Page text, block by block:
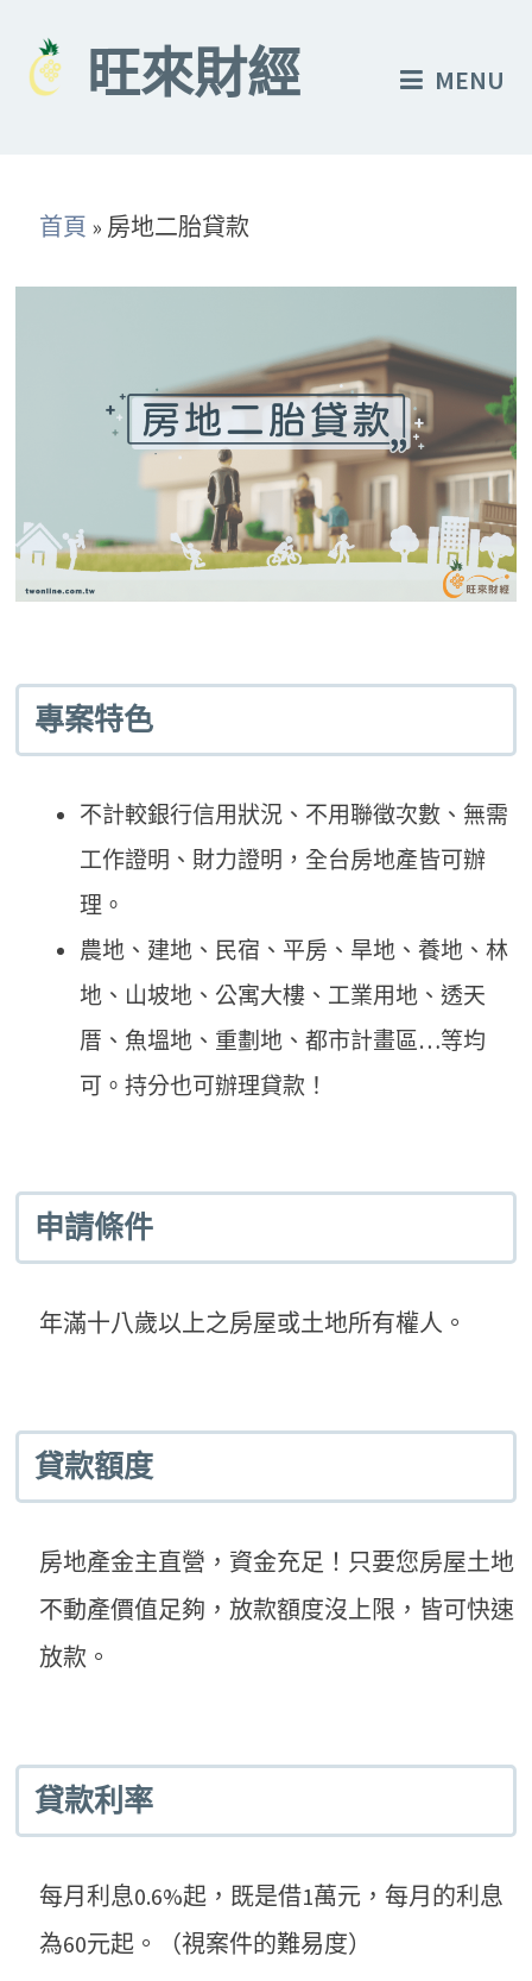
content
旺來財經 MENU
首頁 » 房地二胎貸款
專案特色
不計較銀行信用狀況、不用聯徵次數、無需
工作證明、財力證明，全台房地產皆可辦
理。
農地、建地、民宿、平房、旱地、養地、林
地、山坡地、公寓大樓、工業用地、透天
厝、魚塭地、重劃地、都市計畫區…等均
可。持分也可辦理貸款！
申請條件
年滿十八歲以上之房屋或土地所有權人。
貸款額度
房地產金主直營，資金充足！只要您房屋土地
不動產價值足夠，放款額度沒上限，皆可快速
放款。
貸款利率
每月利息0.6%起，既是借1萬元，每月的利息
為60元起。（視案件的難易度）